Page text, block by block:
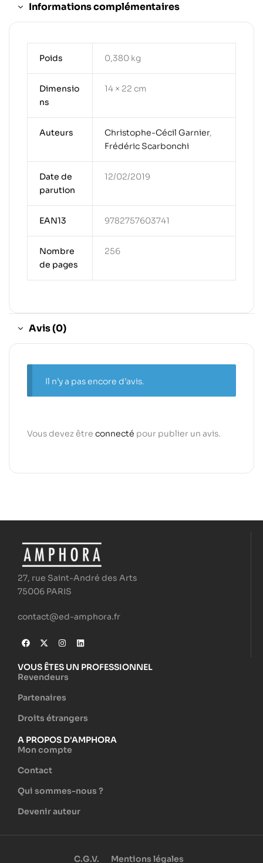
Informations complémentaires
Poids 0,380 kg
Dimensio
ns
14 × 22 cm
Auteurs Christophe-Cécil Garnier,
Frédéric Scarbonchi
Date de
parution
12/02/2019
EAN13 9782757603741
Nombre
de pages
256
Avis (0)
Il n’y a pas encore d’avis.
Vous devez être connecté pour publier un avis.
27, rue Saint-André des Arts
75006 PARIS
contact@ed-amphora.fr
VOUS ÊTES UN PROFESSIONNEL
Revendeurs
Partenaires
Droits étrangers
A PROPOS D'AMPHORA
Mon compte
Contact
Qui sommes-nous ?
Devenir auteur
C.G.V. Mentions légales